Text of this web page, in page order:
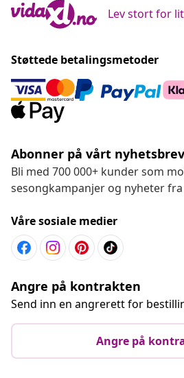
Lev stort for
Støttede betalingsmetoder
Abonner på vårt nyhetsbrev
Bli med 700 000+ kunder som
sesongkampanjer og nyheter fra
Våre sosiale medier
Angre på kontrakten
Send inn en angrerett for
Angre på